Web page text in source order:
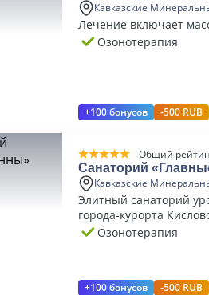
Кавказские
Лечение включает
Озонотерапия
+100 бонусов -500 RUB
Общий
Санаторий
Кавказские
Элитный санаторий
города-курорта
Озонотерапия
+100 бонусов -500 RUB